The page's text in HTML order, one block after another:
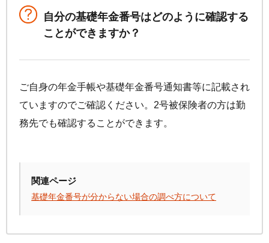
iDeCo の加入条件
の給付金について
2024年12月制度改正のポイント
auの iDeCoの新規加入方法
他社のiDeCoからの変更方法
企業型確定拠出年金加入者の転職・退職時の移換手続き
年単位拠出(掛金の納付月と金額を指定)について
お申込書類の書き方と記入例
加入者サイトの使い方ガイド
資産運用・資産形成について学ぶ
あなたのお金を働き者に
手数料・商品
手数料について
運用商品を知ろう
バランス型投資信託の選び方
FAQ
加入者の方
加入者サイトの使い方ガイド
お申し込み後に届く書類について
自分の基礎年金番号はどのように確認する
ことができますか？
ご自身の年金手帳や基礎年金番号通知書等に記載され
ていますのでご確認ください。2号被保険者の方は勤
務先でも確認することができます。
関連ページ
基礎年金番号が分からない場合の調べ方について